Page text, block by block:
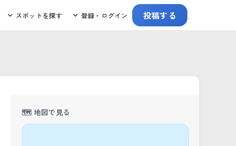
スポットを探す 登録・ログイン 投稿する
🗺️ 地図で見る